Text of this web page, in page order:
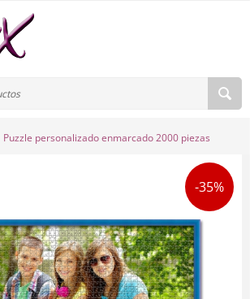
Puzzle personalizado enmarcado 2000 piezas
-35%